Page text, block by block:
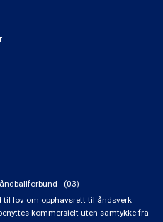
- (03)
lov om opphavsrett til åndsverk
kommersielt uten samtykke fra